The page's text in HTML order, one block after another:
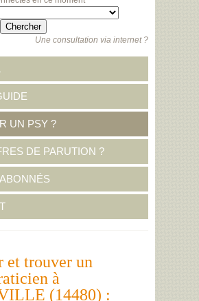
Une consultation via internet ?
UN PSY ?
DE PARUTION ?
et trouver un
à
(14480) :